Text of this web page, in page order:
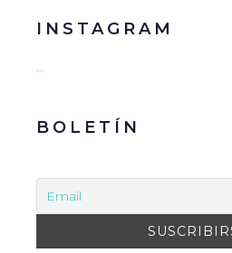
INSTAGRAM
…
BOLETÍN